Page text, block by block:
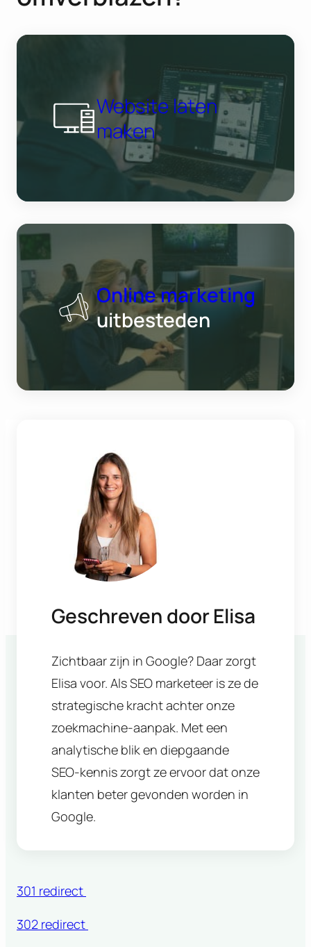
Website laten
maken
Online marketing
uitbesteden
Geschreven doorElisa
Zichtbaar zijn in Google? Daar zorgt
Elisa voor. Als SEO marketeer is ze de
strategische kracht achter onze
zoekmachine-aanpak. Met een
analytische blik en diepgaande
SEO-kennis zorgt ze ervoor dat onze
klanten beter gevonden worden in
Google.
301 redirect
302 redirect